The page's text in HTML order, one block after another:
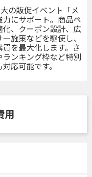
の販促イベント「メ
にサポート。商品ペ
、クーポン設計、広
施策などを駆使し、
を最大化します。さ
ンキング枠など特別
応可能です。
用